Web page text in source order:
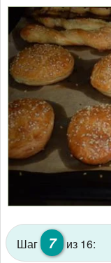
Шаг 7
из 16: